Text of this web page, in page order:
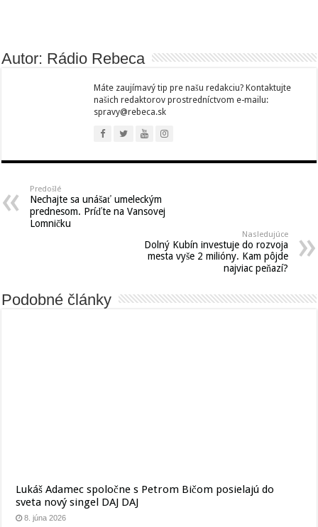
Autor: Rádio Rebeca
Máte zaujímavý tip pre našu redakciu? Kontaktujte
našich redaktorov prostredníctvom e-mailu:
spravy@rebeca.sk
Predošlé
Nechajte sa unášať umeleckým
prednesom. Príďte na Vansovej
Lomničku
Nasledujúce
Dolný Kubín investuje do rozvoja
mesta vyše 2 milióny. Kam pôjde
najviac peňazí?
Podobné články
Lukáš Adamec spoločne s Petrom Bičom posielajú do
sveta nový singel DAJ DAJ
8. júna 2026